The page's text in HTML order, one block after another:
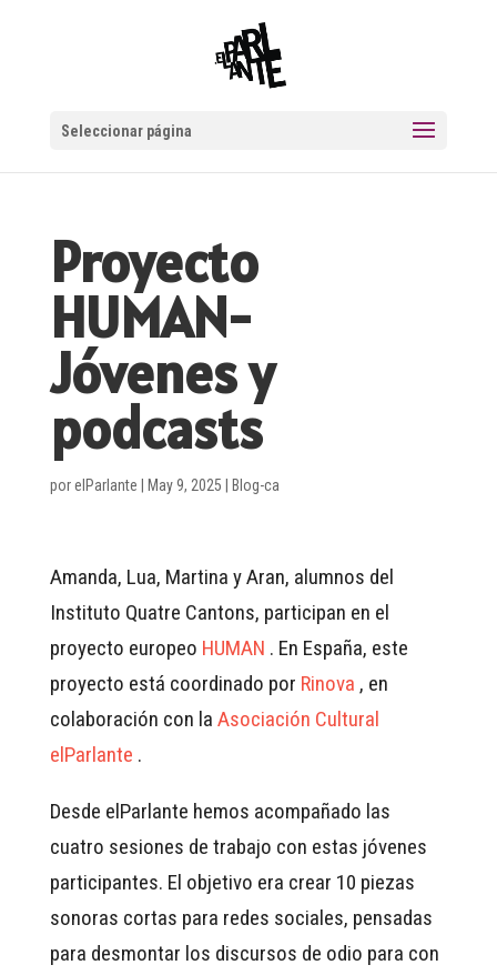
Seleccionar página
Proyecto
HUMAN-
Jóvenes y
podcasts
porelParlante May 9, 2025 Blog-ca
Amanda, Lua, Martina y Aran, alumnos del
Instituto Quatre Cantons, participan en el
proyecto europeo HUMAN . En España, este
proyecto está coordinado por Rinova , en
colaboración con la Asociación Cultural
elParlante .
Desde elParlante hemos acompañado las
cuatro sesiones de trabajo con estas jóvenes
participantes. El objetivo era crear 10 piezas
sonoras cortas para redes sociales, pensadas
para desmontar los discursos de odio para con